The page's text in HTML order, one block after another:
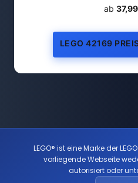
ab
LEGO 42169
LEGO® ist eine Marke der
vorliegende Webseite
autorisiert oder